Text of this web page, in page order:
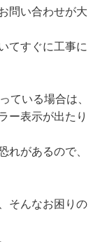
問い合わせが大
てすぐに工事に
ている場合は、
ー表示が出たり
れがあるので、
そんなお困りの